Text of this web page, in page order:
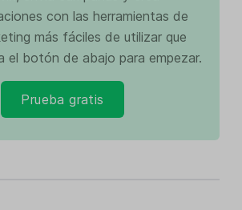
con las herramientas de
más fáciles de utilizar que
el botón de abajo para empezar.
Prueba gratis